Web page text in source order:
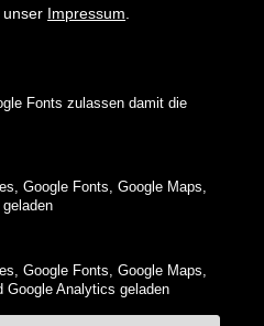
Maren Kuçi. Alle Rechte
unser Impressum.
Fonts zulassen damit die
Google Fonts, Google Maps,
Google Fonts, Google Maps,
Google Analytics geladen